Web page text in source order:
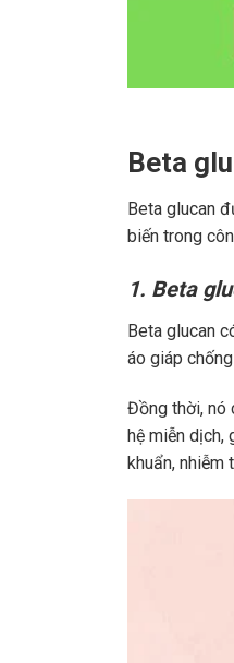
Beta
Beta glucan
biến trong
1. Beta
Beta glucan
áo giáp
Đồng thời, nó
hệ miễn dịch,
khuẩn, nhiễm